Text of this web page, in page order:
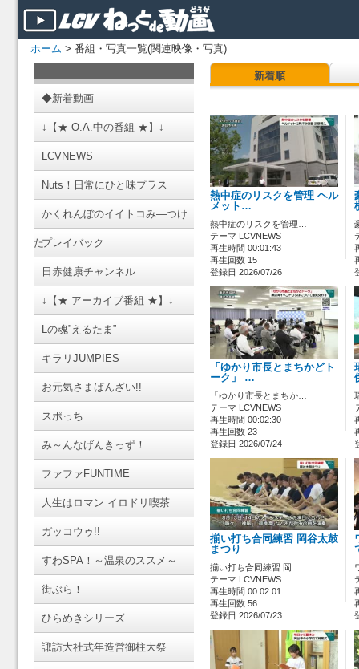
ホーム > 番組・写真一覧(関連映像・写真)
◆新着動画
↓【★ O.A.中の番組 ★】↓
LCVNEWS
Nuts！日常にひと味プラス
かくれんぼのイイトコみ―つけ
たプレイバック
日赤健康チャンネル
↓【★ アーカイブ番組 ★】↓
Lの魂”えるたま”
キラリJUMPIES
お元気さまばんざい!!
スポっち
み～んなげんきっず！
ファファFUNTIME
人生はロマン イロドリ喫茶
ガッコウゥ!!
すわSPA！～温泉のススメ～
街ぶら！
ひらめきシリーズ
諏訪大社式年造営御柱大祭
新着順
熱中症のリスクを管理 ヘル
メット…
熱中症のリスクを管理…
テーマ LCVNEWS
再生時間 00:01:43
再生回数 15
登録日 2026/07/26
「ゆかり市長とまちかどト
ーク」 …
「ゆかり市長とまちか…
テーマ LCVNEWS
再生時間 00:02:30
再生回数 23
登録日 2026/07/24
揃い打ち合同練習 岡谷太鼓
まつり
揃い打ち合同練習 岡…
テーマ LCVNEWS
再生時間 00:02:01
再生回数 56
登録日 2026/07/23